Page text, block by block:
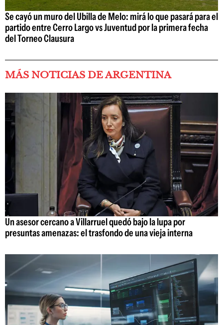
Se cayó un muro del Ubilla de Melo: mirá lo que pasará para el
partido entre Cerro Largo vs Juventud por la primera fecha
del Torneo Clausura
MÁS NOTICIAS DE ARGENTINA
Un asesor cercano a Villarruel quedó bajo la lupa por
presuntas amenazas: el trasfondo de una vieja interna